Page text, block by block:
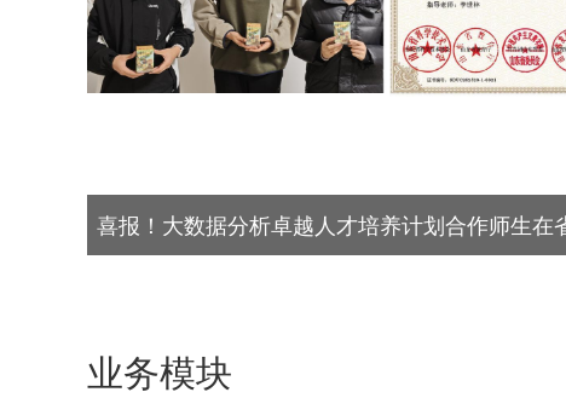
艾宗医筹备发起的山东省老年学与老年医学学会
业务模块